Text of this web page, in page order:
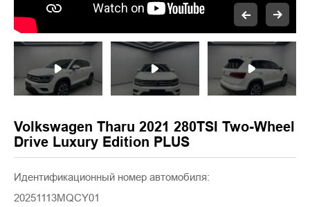
Volkswagen Tharu 2021 280TSI Two-Wheel
Drive Luxury Edition PLUS
Идентификационный номер автомобиля:
20251113MQCY01